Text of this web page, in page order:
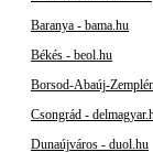
Baranya - bama.hu
Békés - beol.hu
Borsod-Abaúj-
Csongrád -
Dunaújváros - duol.hu